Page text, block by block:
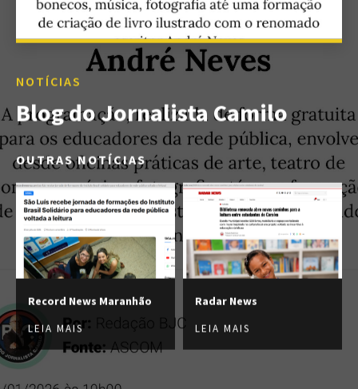
NOTÍCIAS
Blog do Jornalista Camilo
OUTRAS NOTÍCIAS
Record News Maranhão
LEIA MAIS
Radar News
LEIA MAIS